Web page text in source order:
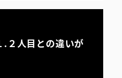
初めての方へ
.２人目との違いが